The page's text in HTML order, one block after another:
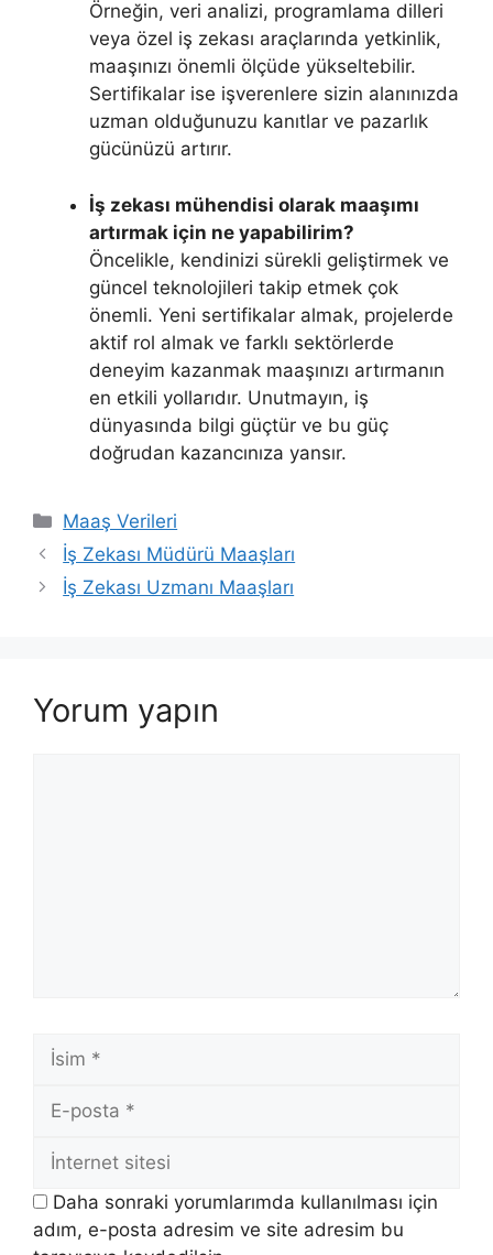
Örneğin, veri analizi, programlama dilleri
veya özel iş zekası araçlarında yetkinlik,
maaşınızı önemli ölçüde yükseltebilir.
Sertifikalar ise işverenlere sizin alanınızda
uzman olduğunuzu kanıtlar ve pazarlık
gücünüzü artırır.
İş zekası mühendisi olarak maaşımı
artırmak için ne yapabilirim?
Öncelikle, kendinizi sürekli geliştirmek ve
güncel teknolojileri takip etmek çok
önemli. Yeni sertifikalar almak, projelerde
aktif rol almak ve farklı sektörlerde
deneyim kazanmak maaşınızı artırmanın
en etkili yollarıdır. Unutmayın, iş
dünyasında bilgi güçtür ve bu güç
doğrudan kazancınıza yansır.
Kategoriler
Maaş Verileri
İş Zekası Müdürü Maaşları
İş Zekası Uzmanı Maaşları
Yorum yapın
İsim
posta
İnternet
Daha sonraki yorumlarımda kullanılması için
adım, e-posta adresim ve site adresim bu